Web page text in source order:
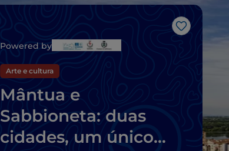
Gosto
Powered by
Arte e cultura
Mântua e
Sabbioneta: duas
cidades, um único